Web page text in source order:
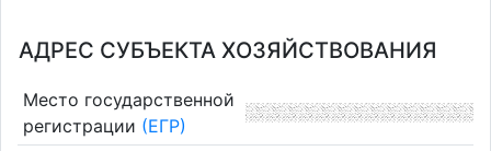
АДРЕС СУБЪЕКТА ХОЗЯЙСТВОВАНИЯ
Место государственной
регистрации (ЕГР)